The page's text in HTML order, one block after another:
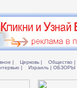
| Церковь | Общество |
| Израиль | ОБЗОРЫ